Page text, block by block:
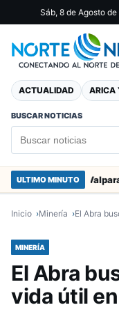
Sáb, 8 de Agosto
ACTUALIDAD ARICA
BUSCAR NOTICIAS
ULTIMO MINUTO
Marcos en Valparaíso
Inicio Minería El Abra
MINERÍA
El Abra
vida útil